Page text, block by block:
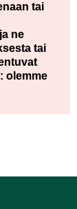
tai
ne
tai
olemme